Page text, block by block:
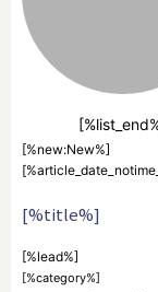
[%new:New%]
[%title%]
[%lead%]
[%category%]